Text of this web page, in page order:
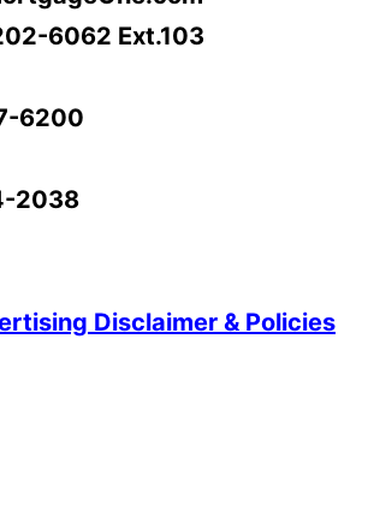
6062 Ext.103
6200
2038
Disclaimer & Policies